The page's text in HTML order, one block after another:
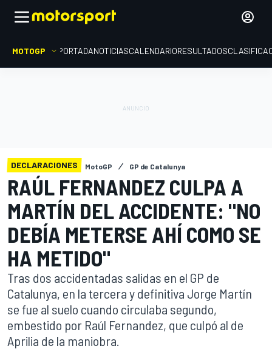
MOTOGP PORTADANOTICIASCALENDARIORESULTADOS
DECLARACIONES MotoGP GP de Catalunya
RAÚL FERNANDEZ CULPA A
MARTÍN DEL ACCIDENTE: "NO
DEBÍA METERSE AHÍ COMO SE
HA METIDO"
Tras dos accidentadas salidas en el GP de
Catalunya, en la tercera y definitiva Jorge Martín
se fue al suelo cuando circulaba segundo,
embestido por Raúl Fernandez, que culpó al de
Aprilia de la maniobra.